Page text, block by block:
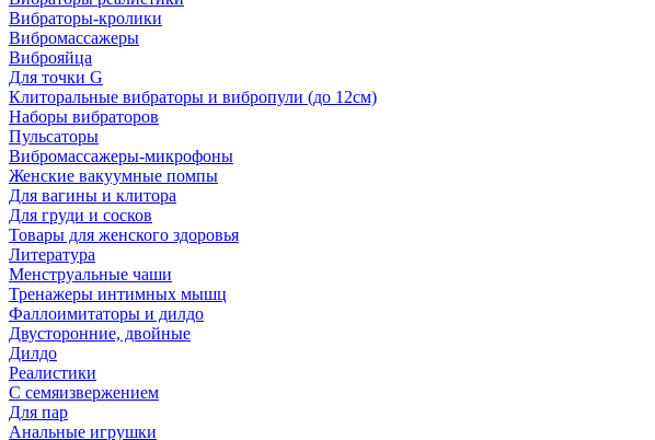
Вибраторы-кролики
Вибромассажеры
Виброяйца
Для точки G
Клиторальные вибраторы и вибропули (до 12см)
Наборы вибраторов
Пульсаторы
Вибромассажеры-микрофоны
Женские вакуумные помпы
Для вагины и клитора
Для груди и сосков
Товары для женского здоровья
Литература
Менструальные чаши
Тренажеры интимных мышц
Фаллоимитаторы и дилдо
Двусторонние, двойные
Дилдо
Реалистики
С семяизвержением
Для пар
Анальные игрушки